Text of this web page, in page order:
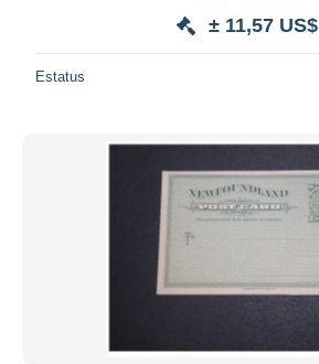
Residencia del vendedor
± 11,57 US$
Estatus